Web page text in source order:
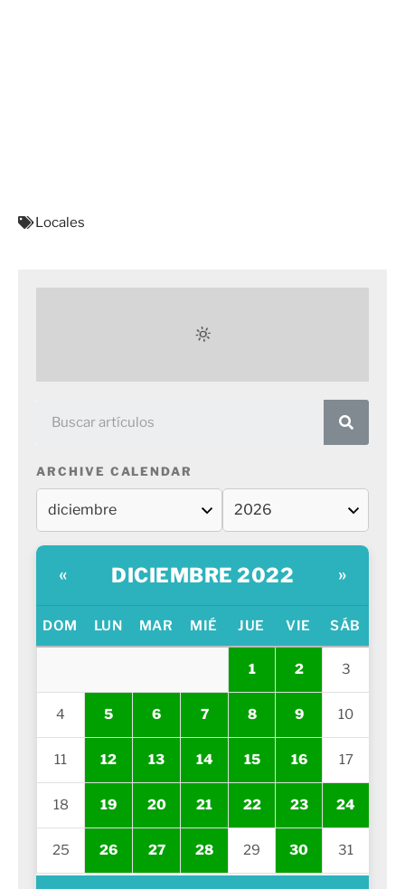
Locales
ARCHIVE CALENDAR
« DICIEMBRE 2022 »
DOM LUN MAR MIÉ JUE VIE SÁB
1 2 3
4 5 6 7 8 9 10
11 12 13 14 15 16 17
18 19 20 21 22 23 24
25 26 27 28 29 30 31